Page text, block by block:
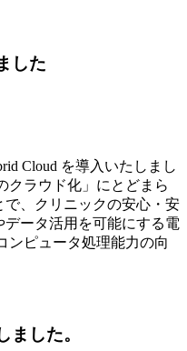
した
Cloud を導入いたしまし
クラウド化」にとどまら
、クリニックの安心・安
ータ活用を可能にする電
ンピュータ処理能力の向
ました。